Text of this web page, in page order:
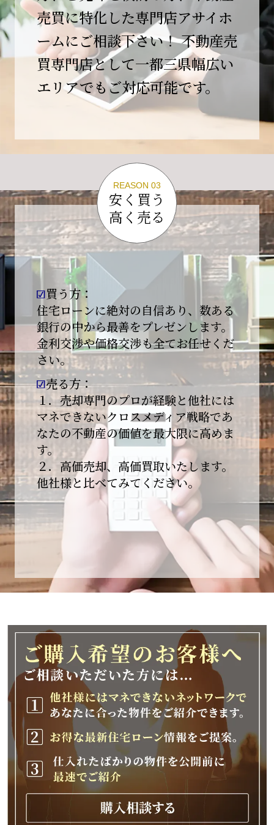
この節目を無事に迎えることができましたの
は、日頃よりご愛顧いただいているお客様、お
力添えをいただいている取引先の皆様、そして
支えてくださったすべての関係者の皆様のおか
げであり、心より深く感謝申し上げます。
10年という年月の中で、多くのご縁と学びをい
ただき、今日の当社があります。
しかしながら、10周年は通過点にすぎません。
る企業へと成長してまいります。
変化の激しい時代だからこそ、初心を忘れず、
挑戦を続け、社会に必要とされる存在であり続
けることをお約束いたします。
今後とも変わらぬご支援、ご指導を賜りますよ
う、何卒よろしくお願い申し上げます。
2026-01-09
【新年あけましておめでとうございます】
本日より始業いたしました。
昨年は多くのご縁とご支援をいただき、心より
感謝申し上げます。
本年も地域に根ざし、誠実な仕事を積み重ねて
参ります。
引き続きどうぞよろしくお願いいたします。
2025-12-20
【年末年始休業のお知らせ】
平素は格別のご愛顧を賜り、誠にありがとうご
下記期間を年末年始休業とさせて頂きます。
2025年12月25日(木)～2026年1月8日(木)
2026年1月9日(金)以降、順次対応させて頂きま
す。
ご不便をおかけいたしますが、何卒ご理解の程
よろしくお願いいたします。
売買に特化した専門店アサイホ
ームにご相談下さい！ 不動産売
買専門店として一都三県幅広い
エリアでもご対応可能です。
REASON 03
安く買う
高く売る
買う方：
住宅ローンに絶対の自信あり、数ある
銀行の中から最善をプレゼンします。
金利交渉や価格交渉も全てお任せくだ
さい。
売る方：
１．売却専門のプロが経験と他社には
マネできないクロスメディア戦略であ
なたの不動産の価値を最大限に高めま
す。
２．高価売却、高価買取いたします。
他社様と比べてみてください。